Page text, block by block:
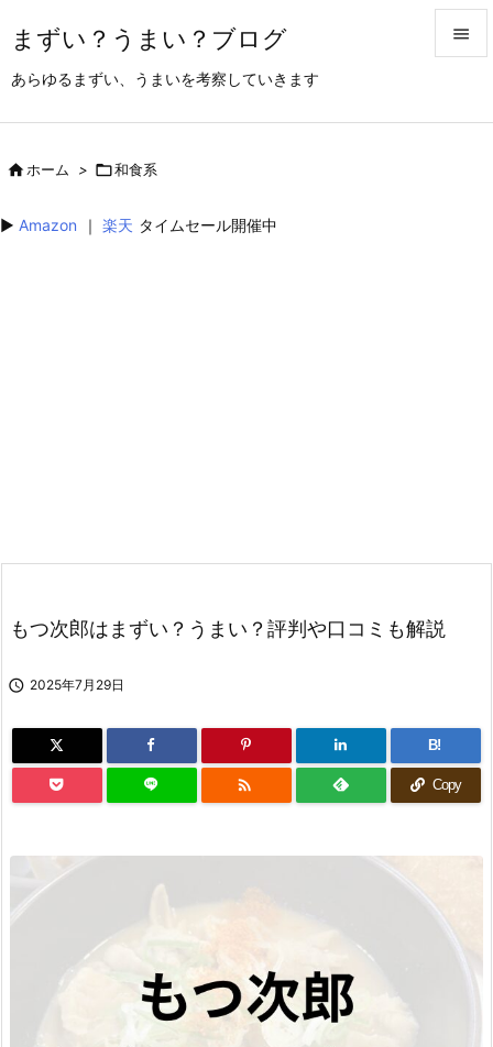
まずい？うまい？ブログ
あらゆるまずい、うまいを考察していきます

ホーム > 和食系
▶︎ Amazon ｜ 楽天 タイムセール開催中
もつ次郎はまずい？うまい？評判や口コミも解説
 2025年7月29日
B!
 Copy